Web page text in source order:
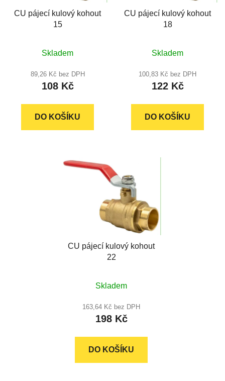
CU pájecí kulový kohout
15
hodnocení
produktu
je
z
Skladem
89,26 Kč bez DPH
108 Kč
DO KOŠÍKU
CU pájecí kulový kohout
18
hodnocení
produktu
je
z
Skladem
100,83 Kč bez DPH
122 Kč
DO KOŠÍKU
CU pájecí kulový kohout
22
hodnocení
produktu
je
z
Skladem
163,64 Kč bez DPH
198 Kč
DO KOŠÍKU